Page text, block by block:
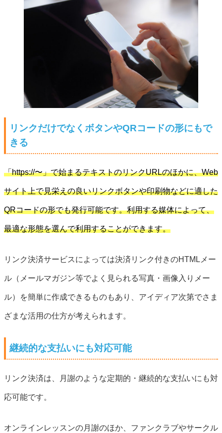
リンクだけでなくボタンやQRコードの形にもで
きる
「https://〜」で始まるテキストのリンクURLのほかに、Web
サイト上で見栄えの良いリンクボタンや印刷物などに適した
QRコードの形でも発行可能です。利用する媒体によって、
最適な形態を選んで利用することができます。
リンク決済サービスによっては決済リンク付きのHTMLメー
ル（メールマガジン等でよく見られる写真・画像入りメー
ル）を簡単に作成できるものもあり、アイディア次第でさま
ざまな活用の仕方が考えられます。
継続的な支払いにも対応可能
リンク決済は、月謝のような定期的・継続的な支払いにも対
応可能です。
オンラインレッスンの月謝のほか、ファンクラブやサークル